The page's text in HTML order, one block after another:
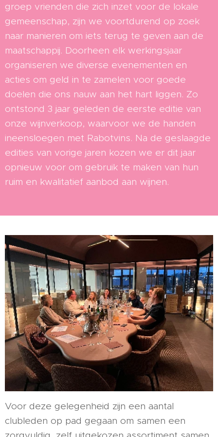
groep vrienden die zich inzet voor de lokale
gemeenschap, zijn we voortdurend op zoek
naar manieren om iets terug te geven aan de
maatschappij. Doorheen elk werkingsjaar
organiseren we diverse evenementen en
acties om geld in te zamelen voor goede
doelen die ons nauw aan het hart liggen. Zo
ontstond 3 jaar geleden de eerste editie van
onze wijnverkoop, waarvoor we de handen
ineensloegen met Rabotvins. Na de geslaagde
edities van vorige jaren kozen we er dit jaar
opnieuw voor om gebruik te maken van hun
ruim en kwalitatief aanbod aan wijnen.
Voor deze gelegenheid zijn een aantal
clubleden op pad gegaan om samen een